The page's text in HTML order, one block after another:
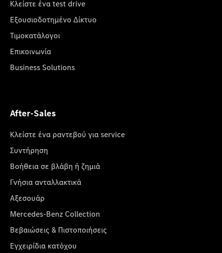
Κλείστε ένα test drive
Εξουσιοδοτημένο Δίκτυο
Τιμοκατάλογοι
Επικοινωνία
Business Solutions
After-Sales
Κλείστε ένα ραντεβού για service
Συντήρηση
Βοήθεια σε βλάβη ή ζημιά
Γνήσια ανταλλακτικά
Αξεσουάρ
Mercedes-Benz Collection
Βεβαιώσεις & Πιστοποιήσεις
Εγχειρίδια κατόχου